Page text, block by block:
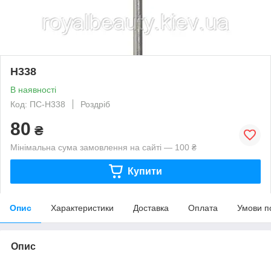
H338
В наявності
Код: ПС-H338
Роздріб
80 ₴
Мінімальна сума замовлення на сайті — 100 ₴
Купити
Опис Характеристики Доставка Оплата Умови
Опис